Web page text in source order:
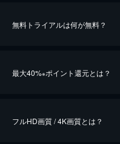
無料トライアルは何が無料？
最大40%※ポイント還元とは？
フルHD画質 / 4K画質とは？